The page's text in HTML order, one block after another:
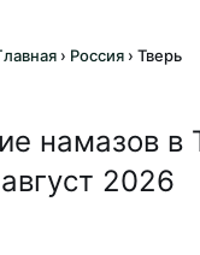
› Россия › Тверь
намазов
август 2026